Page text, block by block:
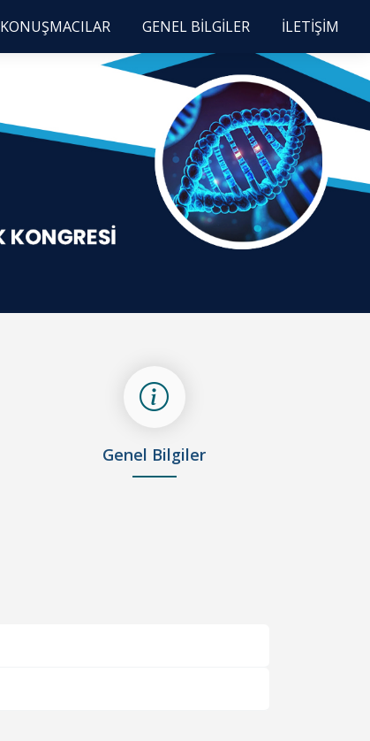
KONUŞMACILAR GENEL BİLGİLER İLETİŞİM
Genel Bilgiler